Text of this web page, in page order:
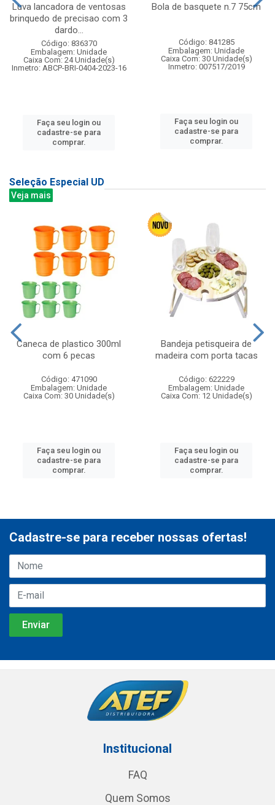
Luva lancadora de ventosas
brinquedo de precisao com 3
dardo...
Código: 836370
Embalagem: Unidade
Caixa Com: 24 Unidade(s)
Inmetro: ABCP-BRI-0404-2023-16
Faça seu login ou
cadastre-se para
comprar.
Bola de basquete n.7 75cm
Código: 841285
Embalagem: Unidade
Caixa Com: 30 Unidade(s)
Inmetro: 007517/2019
Faça seu login ou
cadastre-se para
comprar.
Seleção Especial UD
Veja mais
Caneca de plastico 300ml
com 6 pecas
Código: 471090
Embalagem: Unidade
Caixa Com: 30 Unidade(s)
Faça seu login ou
cadastre-se para
comprar.
Bandeja petisqueira de
madeira com porta tacas
Código: 622229
Embalagem: Unidade
Caixa Com: 12 Unidade(s)
Faça seu login ou
cadastre-se para
comprar.
Cadastre-se para receber nossas ofertas!
Institucional
FAQ
Quem Somos